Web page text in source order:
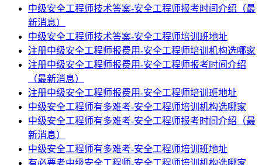
中级安全工程师技术答案-安全工程师报考时间介绍（最
新消息）
中级安全工程师技术答案-安全工程师培训班地址
注册中级安全工程师报费用-安全工程师培训机构选哪家
注册中级安全工程师报费用-安全工程师报考时间介绍
（最新消息）
注册中级安全工程师报费用-安全工程师培训班地址
中级安全工程师有多难考-安全工程师培训机构选哪家
中级安全工程师有多难考-安全工程师报考时间介绍（最
新消息）
中级安全工程师有多难考-安全工程师培训班地址
有必要考中级安全工程师-安全工程师培训机构选哪家